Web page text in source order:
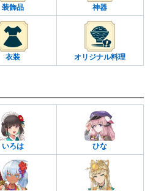
装飾品 神器
衣装 オリジナル料理
いろは ひな